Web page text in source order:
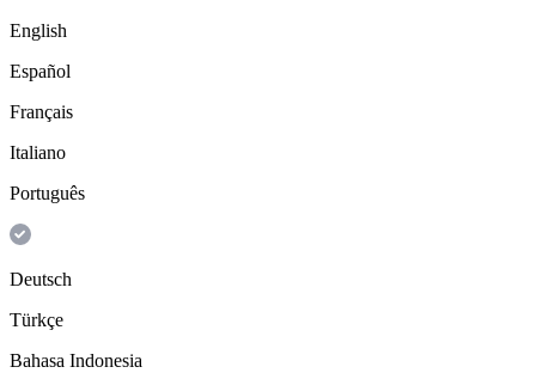
English
Español
Français
Italiano
Português
Deutsch
Türkçe
Bahasa Indonesia